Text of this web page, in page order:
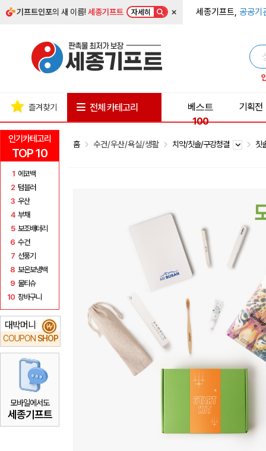
기프트인포의 새 이름!세종기프트 자세히 × 세종기프트, 공공기
인기카테고리
TOP 10
1 에코백
2 텀블러
3 우산
4 부채
5 보조배터리
6 수건
7 선풍기
8 보온보냉백
9 물티슈
10 장바구니
대박머니
COUPON SHOP
₩
모바일에서도
세종기프트
즐겨찾기 전체 카테고리
베스트
100
기획전
홈 수건/우산/욕실/생활 치약/칫솔/구강청결 칫